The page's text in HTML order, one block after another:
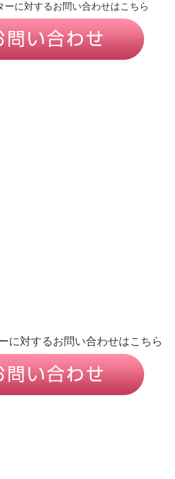
ーに対するお問い合わせはこちら
に対するお問い合わせはこちら